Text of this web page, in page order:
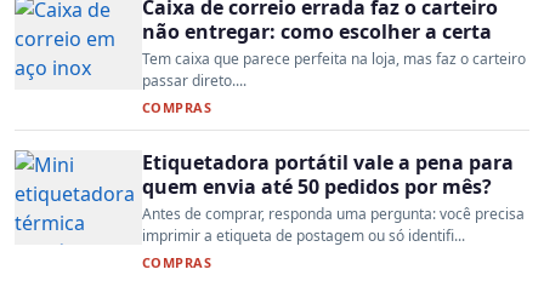
Caixa de correio errada faz o carteiro
não entregar: como escolher a certa
Tem caixa que parece perfeita na loja, mas faz o carteiro
passar direto....
COMPRAS
Etiquetadora portátil vale a pena para
quem envia até 50 pedidos por mês?
Antes de comprar, responda uma pergunta: você precisa
imprimir a etiqueta de postagem ou só identifi...
COMPRAS